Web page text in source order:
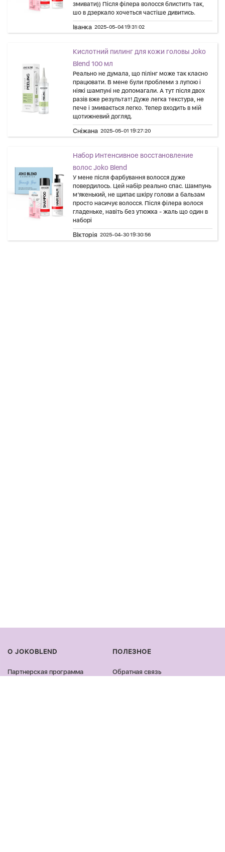
змивати)) Після філера волосся блистить так,
шо в дзеркало хочеться частіше дивитись.
Іванка 2025-05-04 19:31:02
Кислотний пилинг для кожи головы Joko
Blend 100 мл
Реально не думала, що пілінг може так класно
працювати. В мене були проблеми з лупою і
ніякі шампуні не допомагали. А тут після двох
разів вже результат! Дуже легка текстура, не
пече і змивається легко. Тепер входить в мій
щотижневий догляд.
Сніжана 2025-05-01 19:27:20
Набор Интенсивное восстановление
волос Joko Blend
У мене після фарбування волосся дуже
повердилось. Цей набір реально спас. Шампунь
м’якенький, не щипає шкіру голови а бальзам
просто насичує волосся. Після філера волося
гладеньке, навіть без утюжка - жаль що один в
наборі
ВІкторія 2025-04-30 19:30:56
О JOKOBLEND
Партнерская программа
ПОЛЕЗНОЕ
Обратная связь